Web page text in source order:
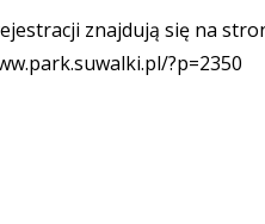
znajdują się na
?p=2350